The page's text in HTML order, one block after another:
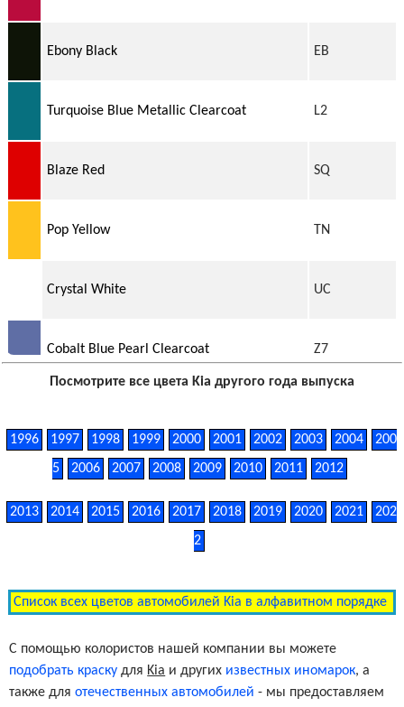
Ebony Black EB
Turquoise Blue Metallic Clearcoat L2
Blaze Red SQ
Pop Yellow TN
Crystal White UC
Cobalt Blue Pearl Clearcoat Z7
Посмотрите все цвета Kia другого года выпуска
1996 1997 1998 1999 2000 2001 2002 2003 2004
200
5
2006 2007 2008 2009 2010 2011 2012
2013 2014 2015 2016 2017 2018 2019 2020 2021
202
2
Список всех цветов автомобилей Kia в алфавитном порядке
С помощью колористов нашей компании вы можете
подобрать краску для Kia и других известных иномарок, а
также дляотечественных автомобилей - мы предоставляем